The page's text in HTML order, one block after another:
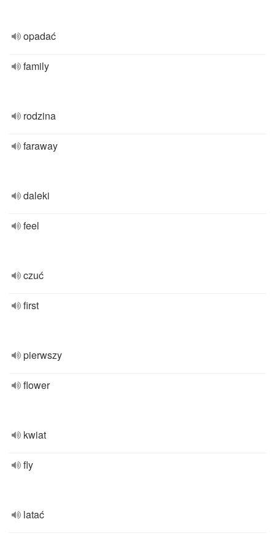
opadać
family
rodzina
faraway
daleki
feel
czuć
first
pierwszy
flower
kwiat
fly
latać